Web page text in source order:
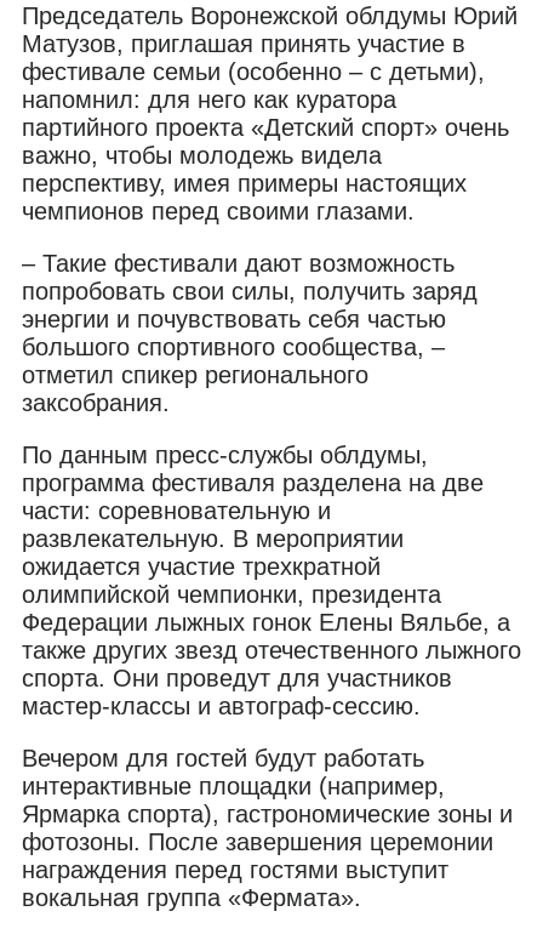
Председатель Воронежской облдумы Юрий
Матузов, приглашая принять участие в
фестивале семьи (особенно – с детьми),
напомнил: для него как куратора
партийного проекта «Детский спорт» очень
важно, чтобы молодежь видела
перспективу, имея примеры настоящих
чемпионов перед своими глазами.
– Такие фестивали дают возможность
попробовать свои силы, получить заряд
энергии и почувствовать себя частью
большого спортивного сообщества, –
отметил спикер регионального
заксобрания.
По данным пресс-службы облдумы,
программа фестиваля разделена на две
части: соревновательную и
развлекательную. В мероприятии
ожидается участие трехкратной
олимпийской чемпионки, президента
Федерации лыжных гонок Елены Вяльбе, а
также других звезд отечественного лыжного
спорта. Они проведут для участников
мастер-классы и автограф-сессию.
Вечером для гостей будут работать
интерактивные площадки (например,
Ярмарка спорта), гастрономические зоны и
фотозоны. После завершения церемонии
награждения перед гостями выступит
вокальная группа «Фермата».